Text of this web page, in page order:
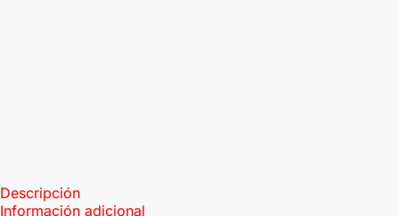
Descripción
Información adicional